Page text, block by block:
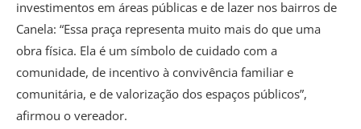
investimentos em áreas públicas e de lazer nos bairros de
Canela: “Essa praça representa muito mais do que uma
obra física. Ela é um símbolo de cuidado com a
comunidade, de incentivo à convivência familiar e
comunitária, e de valorização dos espaços públicos”,
afirmou o vereador.